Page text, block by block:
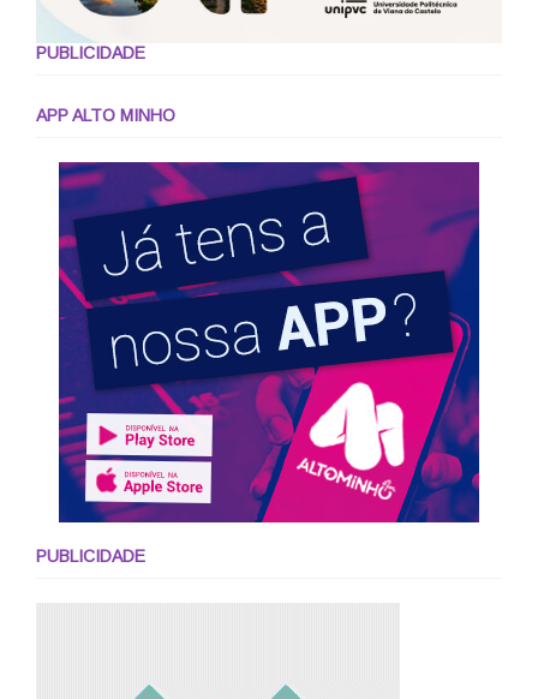
PUBLICIDADE
APP ALTO MINHO
PUBLICIDADE